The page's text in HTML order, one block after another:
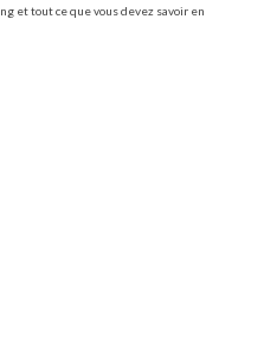
et tout ce que vous devez savoir en